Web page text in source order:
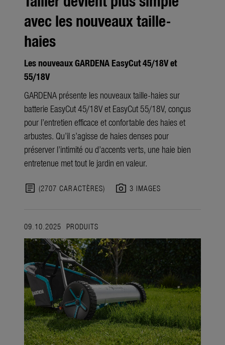
avec les nouveaux taille-
haies
Les nouveaux GARDENA EasyCut 45/18V et
55/18V
GARDENA présente les nouveaux taille-haies sur
batterie EasyCut 45/18V et EasyCut 55/18V, conçus
pour l’entretien efficace et confortable des haies et
arbustes. Qu’il s’agisse de haies denses pour
préserver l’intimité ou d’accents verts, une haie bien
entretenue met tout le jardin en valeur.
article (2707 CARACTÈRES) photo_camera 3 IMAGES
09.10.2025 PRODUITS